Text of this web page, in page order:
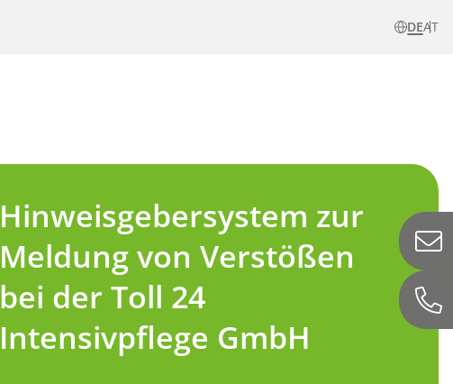
DEAT
Hinweisgebersystem zur
Meldung von Verstößen
bei der Toll 24
Intensivpflege GmbH